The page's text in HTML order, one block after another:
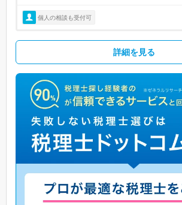
個人の相談も受付可
詳細を見る